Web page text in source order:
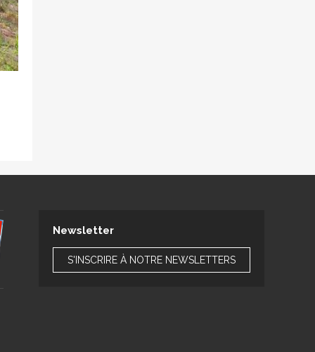
Newsletter
S'INSCRIRE À NOTRE NEWSLETTERS